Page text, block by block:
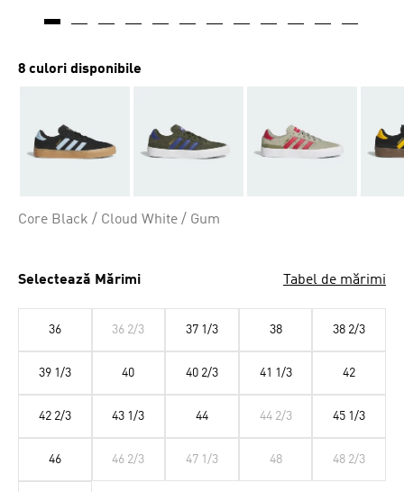
8 culori disponibile
Core Black / Cloud White / Gum
Selectează Mărimi Tabel de mărimi
36 36 2/3 37 1/3 38 38 2/3
39 1/3 40 40 2/3 41 1/3 42
42 2/3 43 1/3 44 44 2/3 45 1/3
46 46 2/3 47 1/3 48 48 2/3